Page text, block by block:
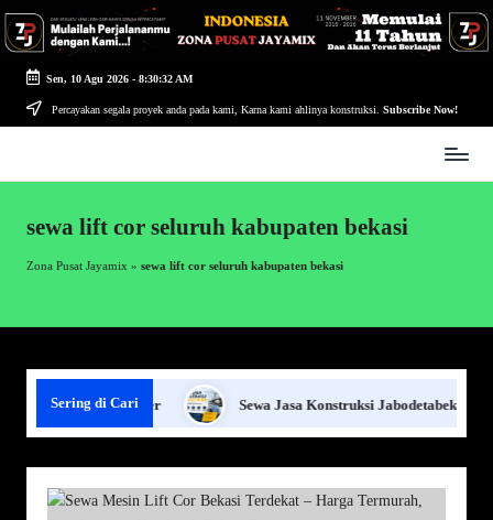
Skip
content
Sen, 10 Agu 2026- 8:30:32 AM
Percayakan segala proyek anda pada kami, Karna kami ahlinya konstruksi. Subscribe Now!
-
Ahlinya
sewa lift cor seluruh kabupaten bekasi
Zona Pusat Jayamix » sewa lift cor seluruh kabupaten bekasi
Sering di Cari
Beton per Meter Sewa Jasa Konstruksi Jabodetabek